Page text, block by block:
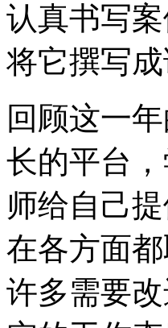
认真书写
将它撰写
回顾这一
长的平台
师给自己
在各方面
许多需要